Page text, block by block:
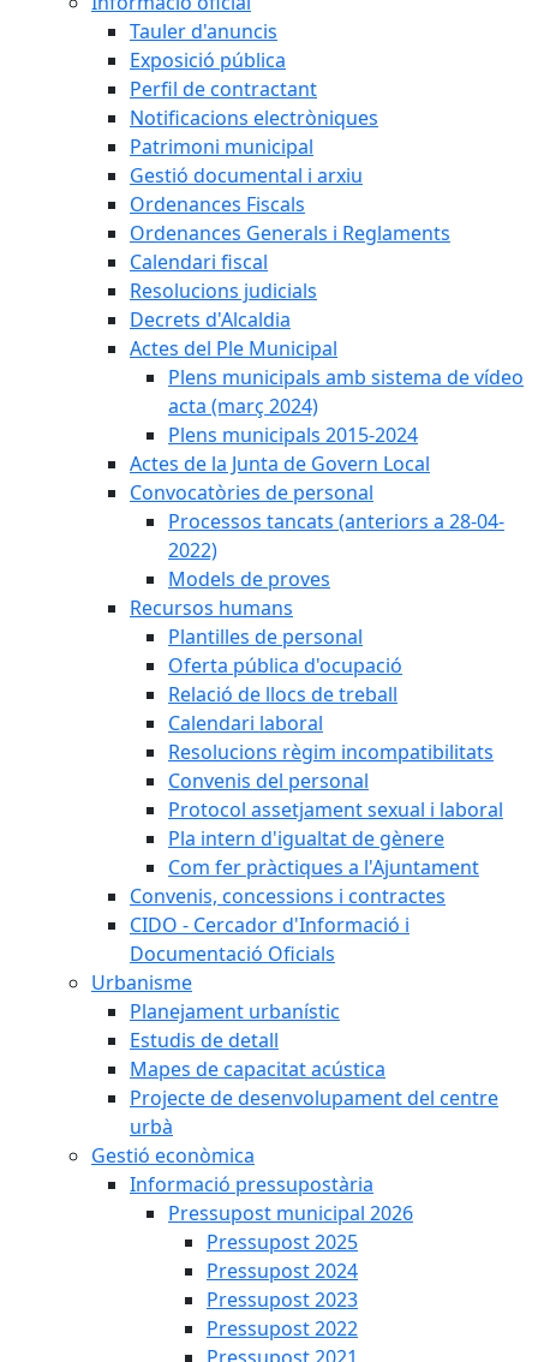
Tauler d'anuncis
Exposició pública
Perfil de contractant
Notificacions electròniques
Patrimoni municipal
Gestió documental i arxiu
Ordenances Fiscals
Ordenances Generals i Reglaments
Calendari fiscal
Resolucions judicials
Decrets d'Alcaldia
Actes del Ple Municipal
Plens municipals amb sistema de vídeo
acta (març 2024)
Plens municipals 2015-2024
Actes de la Junta de Govern Local
Convocatòries de personal
Processos tancats (anteriors a 28-04-
2022)
Models de proves
Recursos humans
Plantilles de personal
Oferta pública d'ocupació
Relació de llocs de treball
Calendari laboral
Resolucions règim incompatibilitats
Convenis del personal
Protocol assetjament sexual i laboral
Pla intern d'igualtat de gènere
Com fer pràctiques a l'Ajuntament
Convenis, concessions i contractes
CIDO - Cercador d'Informació i
Documentació Oficials
Urbanisme
Planejament urbanístic
Estudis de detall
Mapes de capacitat acústica
Projecte de desenvolupament del centre
urbà
Gestió econòmica
Informació pressupostària
Pressupost municipal 2026
Pressupost 2025
Pressupost 2024
Pressupost 2023
Pressupost 2022